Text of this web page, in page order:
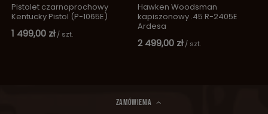
Pistolet czarnoprochowy
Kentucky Pistol (P-1065E)
1 499,00 zł / szt.
Hawken Woodsman
kapiszonowy .45 R-2405E
Ardesa
2 499,00 zł / szt.
ZAMÓWIENIA